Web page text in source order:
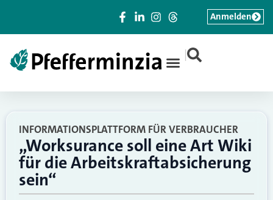
|
Anmelden
INFORMATIONSPLATTFORM FÜR VERBRAUCHER
„Worksurance soll eine Art Wiki
für die Arbeitskraftabsicherung
sein“